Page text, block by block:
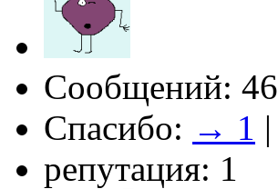
Сообщений: 46
Спасибо: → 1 |
репутация: 1